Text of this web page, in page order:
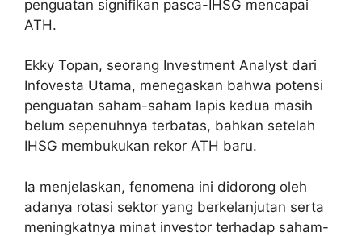
penguatan signifikan pasca-IHSG mencapai
ATH.
Ekky Topan, seorang Investment Analyst dari
Infovesta Utama, menegaskan bahwa potensi
penguatan saham-saham lapis kedua masih
belum sepenuhnya terbatas, bahkan setelah
IHSG membukukan rekor ATH baru.
Ia menjelaskan, fenomena ini didorong oleh
adanya rotasi sektor yang berkelanjutan serta
meningkatnya minat investor terhadap saham-